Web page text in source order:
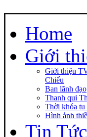
Home
Giới
Giới thiệu
Chiếu
Ban lãnh đạo
Thanh qui
Thời khóa tu
Hình ảnh
Tin